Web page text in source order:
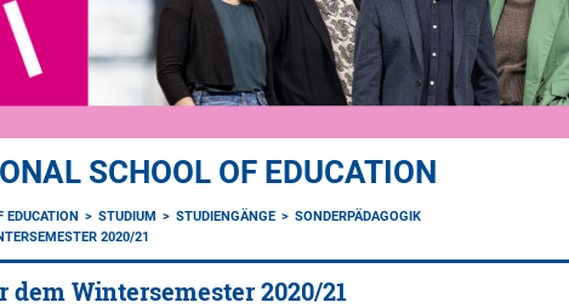
SCHOOL OF EDUCATION
EDUCATION STUDIUM STUDIENGÄNGE
SONDERPÄDAGOGIK
2020/21
dem Wintersemester 2020/21